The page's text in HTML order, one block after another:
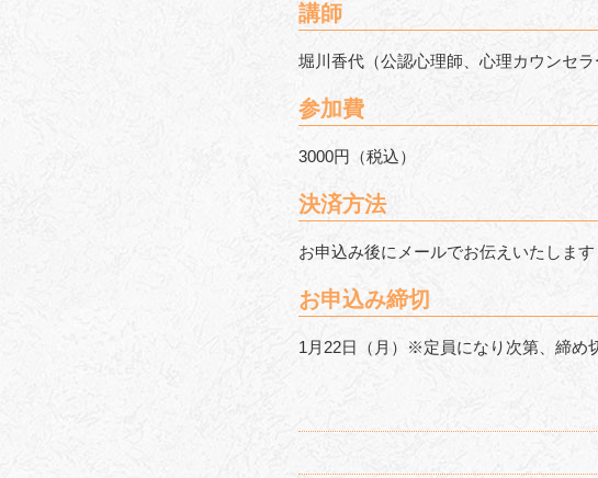
講師
堀川香代（公認心理師、心理カウンセラ
参加費
3000円（税込）
決済方法
お申込み後にメールでお伝えいたします
お申込み締切
1月22日（月）※定員になり次第、締め